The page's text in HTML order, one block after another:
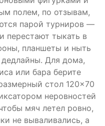
полем, по отзывам,
парой турниров —
перестают тыкать в
планшеты и ныть
дедлайны. Для дома,
или бара берите
стол 120×70
неровностей
мяч летел ровно,
не вываливались, а